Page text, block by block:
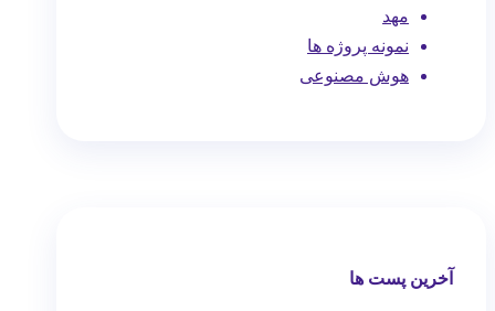
مهد
نمونه پروژه ها
هوش مصنوعی
آخرین پست ها